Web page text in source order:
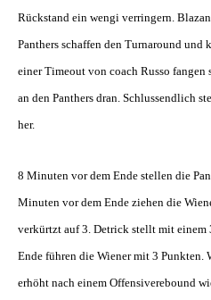
Rückstand ein wengi verringern.
Panthers schaffen den Turnaround und
einer Timeout von coach Russo
an den Panthers dran. Schlussendlich
her.
8 Minuten vor dem Ende stellen die
Minuten vor dem Ende ziehen die
verkürtzt auf 3. Detrick stellt mit
Ende führen die Wiener mit 3 Punkten.
erhöht nach einem Offensiverebound